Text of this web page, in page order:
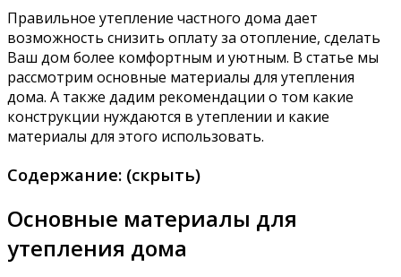
Правильное утепление частного дома дает
возможность снизить оплату за отопление, сделать
Ваш дом более комфортным и уютным. В статье мы
рассмотрим основные материалы для утепления
дома. А также дадим рекомендации о том какие
конструкции нуждаются в утеплении и какие
материалы для этого использовать.
Содержание: (скрыть)
Основные материалы для
утепления дома